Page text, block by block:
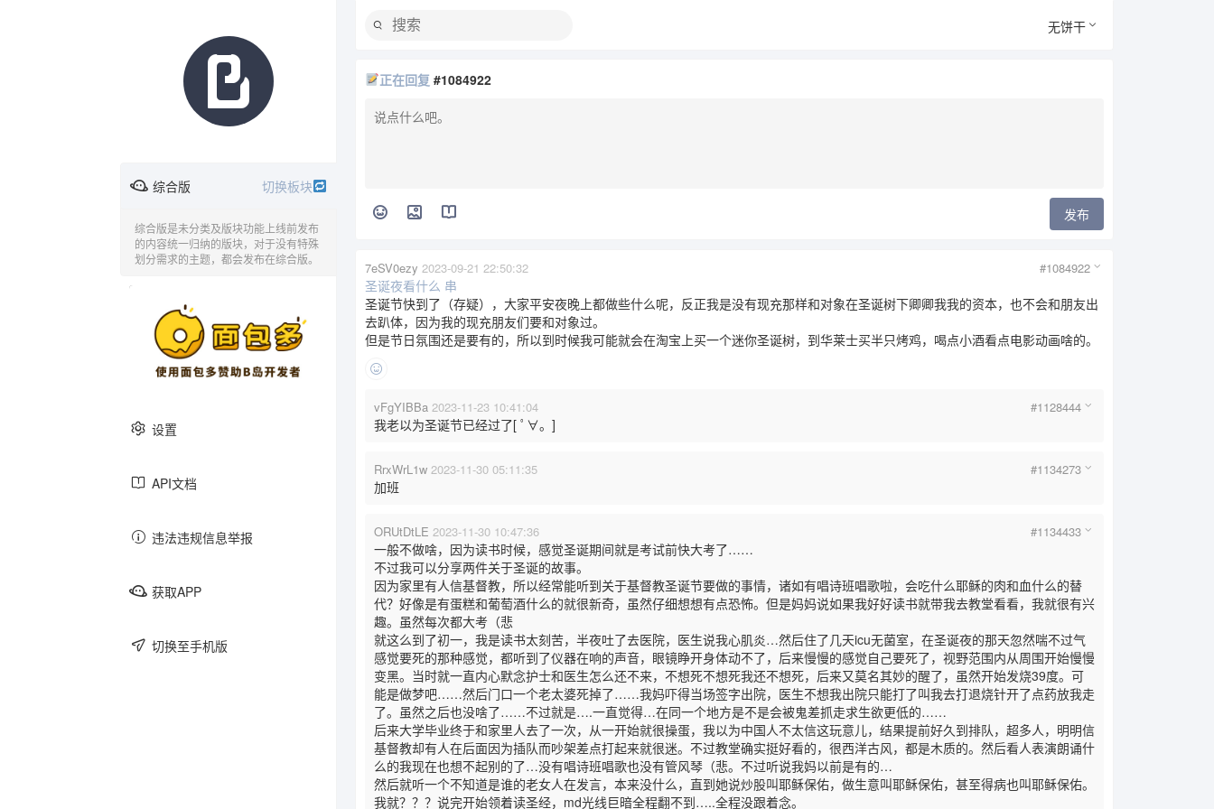
综合版 切换板块
问与答 音乐 动漫
日记 美食
综合版是未分类及版块功能上线前发布
的内容统一归纳的版块，对于没有特殊
划分需求的主题，都会发布在综合版。
设置
API文档
违法违规信息举报
获取APP
切换至手机版
无饼干
正在回复 #1084922
发布
7eSV0ezy 2023-09-21 22:50:32 #1084922
圣诞夜看什么 串
圣诞节快到了（存疑），大家平安夜晚上都做些什么呢，反正我是没有现充那样和对象在圣诞树下卿卿我我的资本，也不会和朋友出
去趴体，因为我的现充朋友们要和对象过。
但是节日氛围还是要有的，所以到时候我可能就会在淘宝上买一个迷你圣诞树，到华莱士买半只烤鸡，喝点小酒看点电影动画啥的。
vFgYIBBa 2023-11-23 10:41:04 #1128444
我老以为圣诞节已经过了[ ﾟ∀。]
RrxWrL1w 2023-11-30 05:11:35 #1134273
加班
ORUtDtLE 2023-11-30 10:47:36 #1134433
一般不做啥，因为读书时候，感觉圣诞期间就是考试前快大考了……
不过我可以分享两件关于圣诞的故事。
因为家里有人信基督教，所以经常能听到关于基督教圣诞节要做的事情，诸如有唱诗班唱歌啦，会吃什么耶稣的肉和血什么的替
代？好像是有蛋糕和葡萄酒什么的就很新奇，虽然仔细想想有点恐怖。但是妈妈说如果我好好读书就带我去教堂看看，我就很有兴
趣。虽然每次都大考（悲
就这么到了初一，我是读书太刻苦，半夜吐了去医院，医生说我心肌炎…然后住了几天icu无菌室，在圣诞夜的那天忽然喘不过气
感觉要死的那种感觉，都听到了仪器在响的声音，眼镜睁开身体动不了，后来慢慢的感觉自己要死了，视野范围内从周围开始慢慢
变黑。当时就一直内心默念护士和医生怎么还不来，不想死不想死我还不想死，后来又莫名其妙的醒了，虽然开始发烧39度。可
能是做梦吧……然后门口一个老太婆死掉了……我妈吓得当场签字出院，医生不想我出院只能打了叫我去打退烧针开了点药放我走
了。虽然之后也没啥了……不过就是….一直觉得…在同一个地方是不是会被鬼差抓走求生欲更低的……
后来大学毕业终于和家里人去了一次，从一开始就很操蛋，我以为中国人不太信这玩意儿，结果提前好久到排队，超多人，明明信
基督教却有人在后面因为插队而吵架差点打起来就很迷。不过教堂确实挺好看的，很西洋古风，都是木质的。然后看人表演朗诵什
么的我现在也想不起别的了…没有唱诗班唱歌也没有管风琴（悲。不过听说我妈以前是有的…
然后就听一个不知道是谁的老女人在发言，本来没什么，直到她说炒股叫耶稣保佑，做生意叫耶稣保佑，甚至得病也叫耶稣保佑。
我就？？？说完开始领着读圣经，md光线巨暗全程翻不到…..全程没跟着念。